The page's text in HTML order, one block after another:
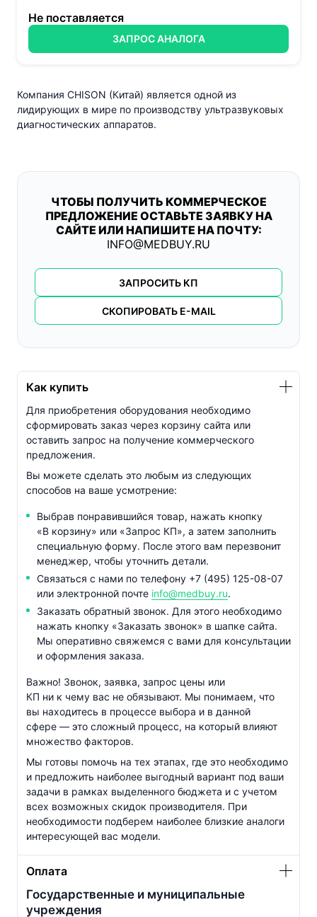
Не поставляется
ЗАПРОС АНАЛОГА
Компания CHISON (Китай) является одной из
лидирующих в мире по производству ультразвуковых
диагностических аппаратов.
ЧТОБЫ ПОЛУЧИТЬ КОММЕРЧЕСКОЕ
ПРЕДЛОЖЕНИЕ ОСТАВЬТЕ ЗАЯВКУ НА
САЙТЕ ИЛИ НАПИШИТЕ НА ПОЧТУ:
INFO@MEDBUY.RU
ЗАПРОСИТЬ КП
СКОПИРОВАТЬ E-MAIL
Как купить
Для приобретения оборудования необходимо
сформировать заказ через корзину сайта или
оставить запрос на получение коммерческого
предложения.
Вы можете сделать это любым из следующих
способов на ваше усмотрение:
Выбрав понравившийся товар, нажать кнопку
«В корзину» или «Запрос КП», а затем заполнить
специальную форму. После этого вам перезвонит
менеджер, чтобы уточнить детали.
Связаться с нами по телефону +7 (495) 125-08-07
или электронной почте info@medbuy.ru.
Заказать обратный звонок. Для этого необходимо
нажать кнопку «Заказать звонок» в шапке сайта.
Мы оперативно свяжемся с вами для консультации
и оформления заказа.
Важно! Звонок, заявка, запрос цены или
КП ни к чему вас не обязывают. Мы понимаем, что
вы находитесь в процессе выбора и в данной
сфере — это сложный процесс, на который влияют
множество факторов.
Мы готовы помочь на тех этапах, где это необходимо
и предложить наиболее выгодный вариант под ваши
задачи в рамках выделенного бюджета и с учетом
всех возможных скидок производителя. При
необходимости подберем наиболее близкие аналоги
интересующей вас модели.
Оплата
Государственные и муниципальные
учреждения